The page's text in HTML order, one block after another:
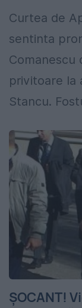
Curtea de
sentinta
Comanescu
privitoare la
Stancu.
ȘOCANT!